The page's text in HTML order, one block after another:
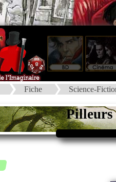
Fiche Science-
Pilleurs